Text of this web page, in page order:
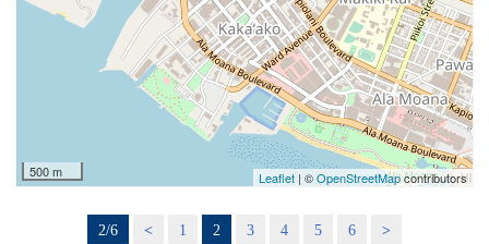
500 m Leaflet| ©OpenStreetMapcontributors
2/6 < 1 2 3 4 5 6 >